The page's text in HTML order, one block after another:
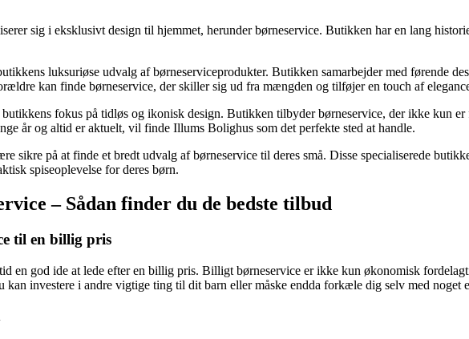
sig i eksklusivt design til hjemmet, herunder børneservice. Butikken har en lang
luksuriøse udvalg af børneserviceprodukter. Butikken samarbejder med førende
kan finde børneservice, der skiller sig ud fra mængden og tilføjer en touch af
fokus på tidløs og ikonisk design. Butikken tilbyder børneservice, der ikke kun
år og altid er aktuelt, vil finde Illums Bolighus som det perfekte sted at handle.
sikre på at finde et bredt udvalg af børneservice til deres små. Disse specialiserede
spiseoplevelse for deres børn.
– Sådan finder du de bedste tilbud
til en billig pris
en god ide at lede efter en billig pris. Billigt børneservice er ikke kun økonomisk
kan investere i andre vigtige ting til dit barn eller måske endda forkæle dig selv med noget